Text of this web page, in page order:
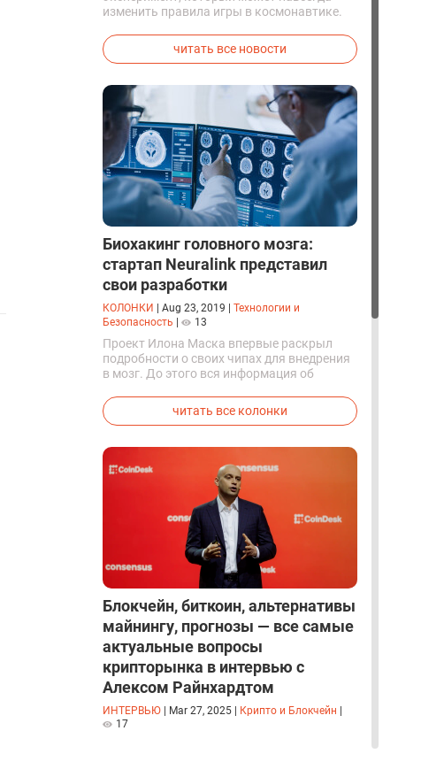
изменить правила игры в космонавтике.
успешно синтезировали кислород и
компоненты ракетного топлива с
прямо на орбите.
читать все новости
Биохакинг головного мозга:
стартап Neuralink представил
свои разработки
КОЛОНКИ Aug 23, 2019
Технологии и
Безопасность
13
Проект Илона Маска впервые раскрыл
подробности о своих чипах для внедрения
в мозг. До этого вся информация об
читать все колонки
Блокчейн, биткоин, альтернативы
майнингу, прогнозы — все самые
актуальные вопросы
крипторынка в интервью с
Алексом Райнхардтом
ИНТЕРВЬЮ Mar 27, 2025 Крипто и Блокчейн
17